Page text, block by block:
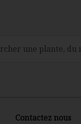
Contactez nous